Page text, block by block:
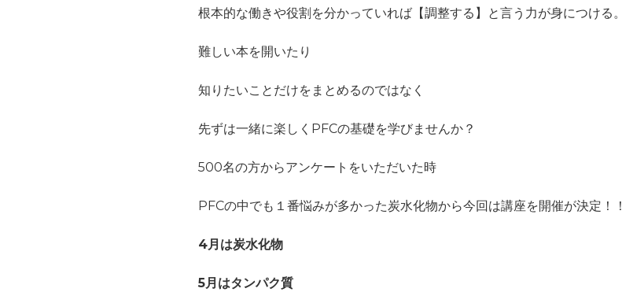
根本的な働きや役割を分かっていれば【調整する】と言う力が身につける。
難しい本を開いたり
知りたいことだけをまとめるのではなく
先ずは一緒に楽しくPFCの基礎を学びませんか？
500名の方からアンケートをいただいた時
PFCの中でも１番悩みが多かった炭水化物から今回は講座を開催が決定！！
4月は炭水化物
5月はタンパク質